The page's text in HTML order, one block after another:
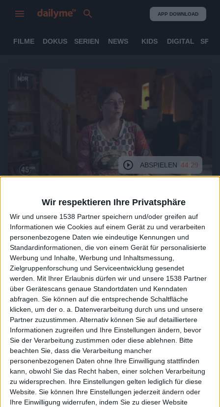
Wir respektieren Ihre Privatsphäre
Wir und unsere 1538 Partner speichern und/oder greifen auf
Informationen wie Cookies auf einem Gerät zu und verarbeiten
personenbezogene Daten wie eindeutige Kennungen und
Standardinformationen, die von einem Gerät für personalisierte
Werbung und Inhalte, Werbung und Inhaltsmessung,
Zielgruppenforschung und Serviceentwicklung gesendet
werden. Mit Ihrer Erlaubnis dürfen wir und unsere 1538 Partner
über Gerätescans genaue Standortdaten und Kenndaten
abfragen. Sie können auf die entsprechende Schaltfläche
klicken, um der o. a. Datenverarbeitung durch uns und unsere
Partner zuzustimmen. Alternativ können Sie auf detailliertere
Informationen zugreifen und Ihre Einstellungen ändern, bevor
Sie der Verarbeitung zustimmen oder diese ablehnen. Bitte
beachten Sie, dass die Verarbeitung mancher
personenbezogenen Daten ohne Ihre Einwilligung stattfinden
kann, obwohl Sie das Recht haben, einer solchen Verarbeitung
zu widersprechen. Ihre Einstellungen gelten lediglich für diese
Website. Sie können Ihre Einstellungen jederzeit ändern oder
Ihre Einwilligung widerrufen, indem Sie zu dieser Website
APP DOWNLOAD
FILME DOKUS SERIEN NEWS KIDS DIGITAL
ABSPIELEN 44:29
DasErste - 45 Min
Schizophrenie - Meine unheimliche Begleiterin
Inhalt:Psychosen gaukeln Betroffenen im akuten Fall Klarheit
vor. Drei Menschen schildern, wie sie mit ihrer Schizophrenie
umgehen.
Genre:Betroffene, Fallbeispiele, Gesundheitssystem, Krankheit,
Psychische Erkrankungen, Psychosen, Schizophrenie
Alle Videos der Sendung
Empfehlungen für Dich: